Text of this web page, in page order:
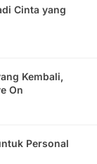
Cinta yang
Kembali,
On
Personal